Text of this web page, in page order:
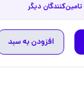
افزودن به سبد